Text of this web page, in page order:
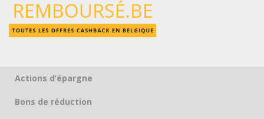
Skip to content
Actions d’épargne
Bons de réduction